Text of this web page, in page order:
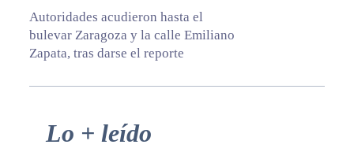
Autoridades acudieron hasta el
bulevar Zaragoza y la calle Emiliano
Zapata, tras darse el reporte
Primary
Lo + leído